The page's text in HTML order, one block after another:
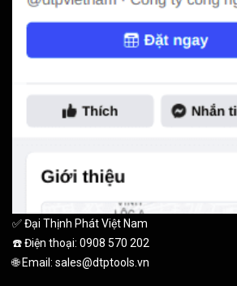
✅ Đại Thịnh Phát Việt Nam
☎️ Điện thoại: 0908 570 202
🌐 Email: sales@dtptools.vn